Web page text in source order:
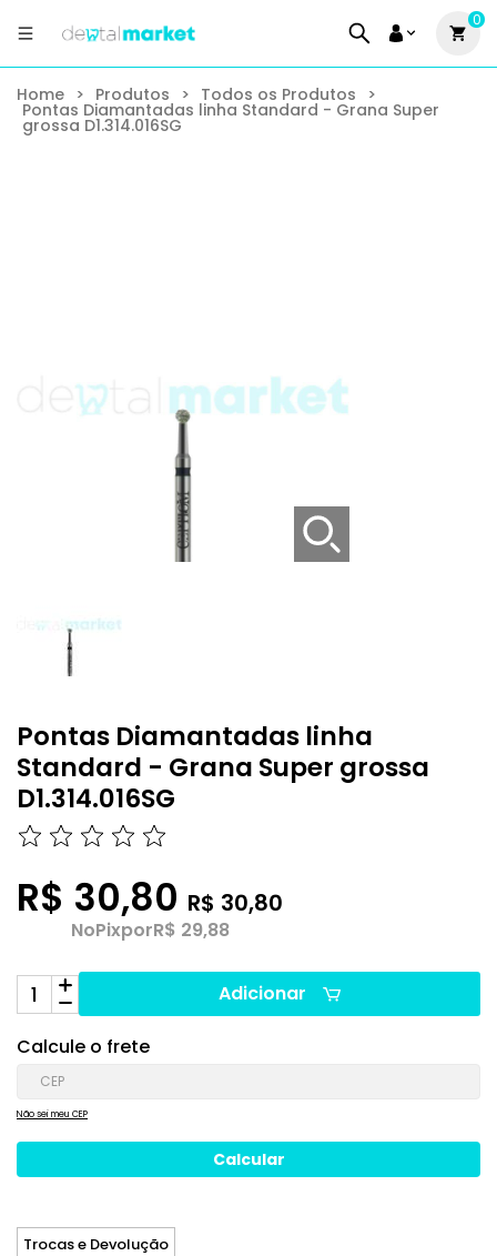
0
Home > Produtos > Todos os Produtos >
Pontas Diamantadas linha Standard - Grana Super
grossa D1.314.016SG
Pontas Diamantadas linha
Standard - Grana Super grossa
D1.314.016SG
R$ 30,80 R$ 30,80
NoPixporR$ 29,88
Adicionar
Calcule o frete
Não sei meu CEP
Trocas e Devolução